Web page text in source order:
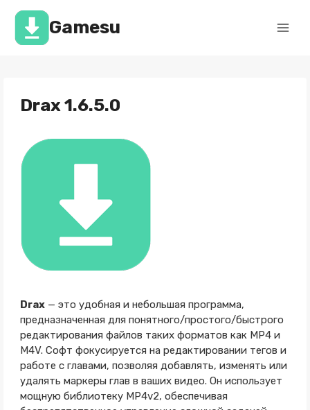
Перейти
содержимомуGamesu
Drax 1.6.5.0
Drax— это удобная и небольшая программа,
предназначенная для понятного/простого/быстрого
редактирования файлов таких форматов как MP4 и
M4V. Софт фокусируется на редактировании тегов и
работе с главами, позволяя добавлять, изменять или
удалять маркеры глав в ваших видео. Он использует
мощную библиотеку MP4v2, обеспечивая